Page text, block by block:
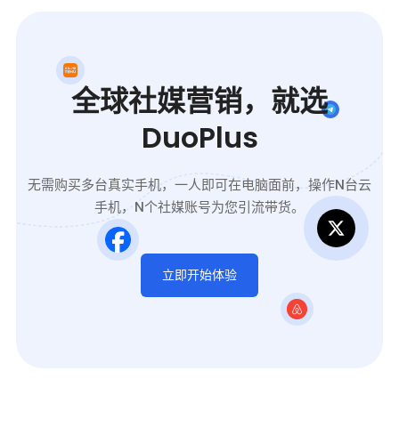
全球社媒营销，就选
DuoPlus
无需购买多台真实手机，一人即可在电脑面前，操作N台云
手机，N个社媒账号为您引流带货。
立即开始体验